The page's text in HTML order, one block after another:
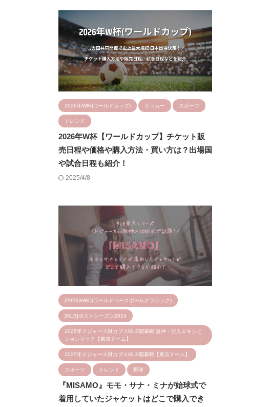
2026年W杯(ワールドカップ) サッカー スポーツ
トレンド
2026年W杯【ワールドカップ】チケット販
売日程や価格や購入方法・買い方は？出場国
や試合日程も紹介！
2025/4/8
[2026]WBC(ワールドベースボールクラシック)
[MLB]ポストシーズン2024
2025年ドジャース対カブスMLB開幕戦 阪神・巨人エキシビ
ションマッチ【東京ドーム】
2025年ドジャース対カブスMLB開幕戦【東京ドーム】
スポーツ トレンド 野球
『MISAMO』モモ・サナ・ミナが始球式で
着用していたジャケットはどこで購入でき